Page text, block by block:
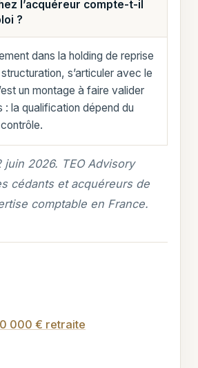
l’acquéreur compte-t-il
?
dans la holding de reprise
s’articuler avec le
un montage à faire valider
: la qualification dépend du
juin 2026. TEO Advisory
cédants et acquéreurs de
comptable en France.
000 € retraite